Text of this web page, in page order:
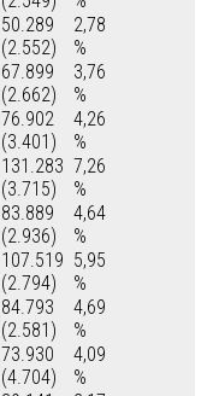
50.289
(2.552)
2,78
%
67.899
(2.662)
3,76
%
76.902
(3.401)
4,26
%
131.283
(3.715)
7,26
%
83.889
(2.936)
4,64
%
107.519
(2.794)
5,95
%
84.793
(2.581)
4,69
%
73.930
(4.704)
4,09
%